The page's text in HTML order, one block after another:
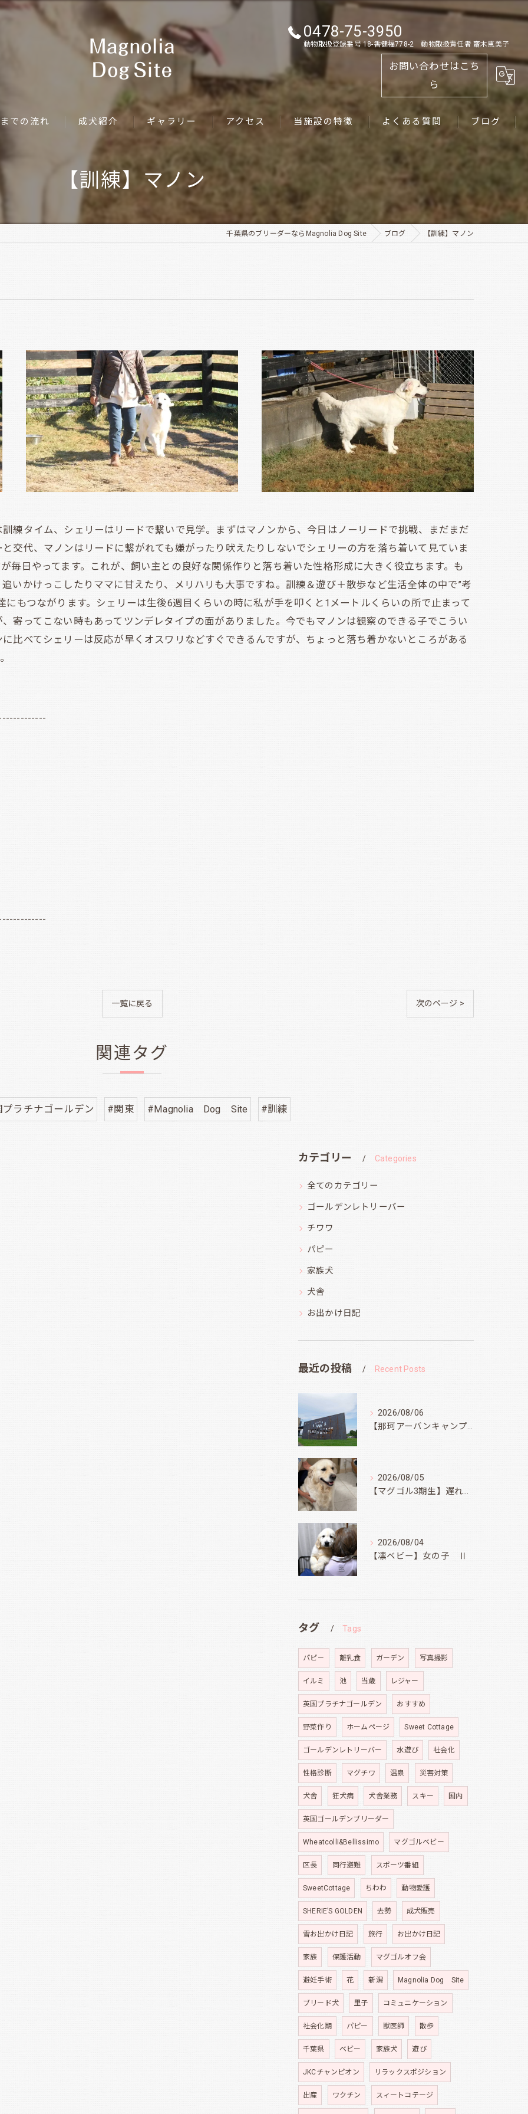
0478-75-3950
動物取扱登録番号 18-香健福778-2 動物取扱責任者 齋木恵美子
お問い合わせはこち
ら
での流れ 成犬紹介 ギャラリー アクセス 当施設の特徴
ゴールデンレトリーバー
パピー
ペット
犬舎
よくある質問 ブログ
【訓練】マノン
千葉県のブリーダーならMagnolia Dog Site ブログ 【訓練】マノン
タイム、シェリーはリードで繋いで見学。まずはマノンから、今日はノーリードで挑戦、まだまだ
交代、マノンはリードに繋がれても嫌がったり吠えたりしないでシェリーの方を落ち着いて見ていま
毎日やってます。これが、飼い主との良好な関係作りと落ち着いた性格形成に大きく役立ちます。も
いかけっこしたりママに甘えたり、メリハリも大事ですね。訓練＆遊び＋散歩など生活全体の中で”考
もつながります。シェリーは生後6週目くらいの時に私が手を叩くと1メートルくらいの所で止まって
寄ってこない時もあってツンデレタイプの面がありました。今でもマノンは観察のできる子でこうい
比べてシェリーは反応が早くオスワリなどすぐできるんですが、ちょっと落ち着かないところがある
一覧に戻る 次のページ >
関連タグ
ラチナゴールデン #関東 #Magnolia Dog Site #訓練
カテゴリー Categories
全てのカテゴリー
ゴールデンレトリーバー
チワワ
パピー
家族犬
犬舎
お出かけ日記
最近の投稿 Recent Posts
2026/08/06
【那珂アーバンキャンプフィールド】
2026/08/05
【マグゴル3期生】遅ればせながら
2026/08/04
【凛ベビー】女の子 Ⅱ
タグ Tags
パピ－ 離乳食 ガーデン 写真撮影
イルミ 池 当歳 レジャー
英国プラチナゴールデン おすすめ
野菜作り ホームページ Sweet Cottage
ゴールデンレトリーバー 水遊び 社会化
性格診断 マグチワ 温泉 災害対策
犬舎 狂犬病 犬舎業務 スキー 国内
英国ゴールデンブリーダー
Wheatcolli&Bellissimo マグゴルベビー
区長 同行避難 スポーツ番組
SweetCottage ちわわ 動物愛護
SHERIE’S GOLDEN 去勢 成犬販売
雪お出かけ日記 旅行 お出かけ日記
家族 保護活動 マグゴルオフ会
避妊手術 花 新潟 Magnolia Dog Site
ブリード犬 里子 コミュニケーション
社会化期 パピー 獣医師 散歩
千葉県 ベビー 家族犬 遊び
JKCチャンピオン リラックスポジション
出産 ワクチン スィートコテージ